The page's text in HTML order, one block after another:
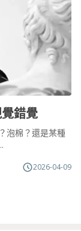
錯覺
泡棉？還是某種
2026-04-09